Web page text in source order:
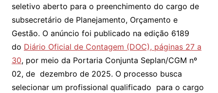
seletivo aberto para o preenchimento do cargo de
subsecretário de Planejamento, Orçamento e
Gestão. O anúncio foi publicado na edição 6189
do Diário Oficial de Contagem (DOC), páginas 27 a
30, por meio da Portaria Conjunta Seplan/CGM nº
02, de dezembro de 2025. O processo busca
selecionar um profissional qualificado para o cargo